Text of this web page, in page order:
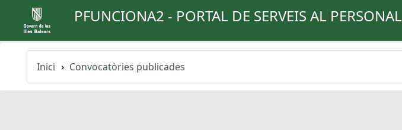
PFUNCIONA2 - PORTAL DE SERVEIS AL PERSONAL
Inici Convocatòries publicades